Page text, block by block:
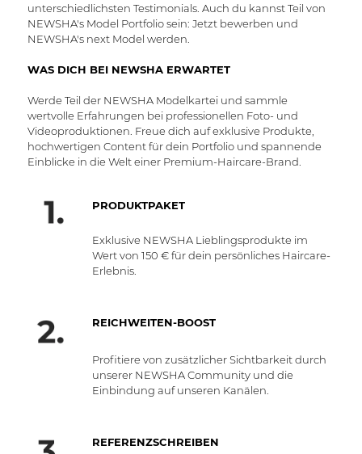
unterschiedlichsten Testimonials. Auch du kannst Teil von
NEWSHA's Model Portfolio sein: Jetzt bewerben und
NEWSHA's next Model werden.
WAS DICH BEI NEWSHA ERWARTET
Werde Teil der NEWSHA Modelkartei und sammle
wertvolle Erfahrungen bei professionellen Foto- und
Videoproduktionen. Freue dich auf exklusive Produkte,
hochwertigen Content für dein Portfolio und spannende
Einblicke in die Welt einer Premium-Haircare-Brand.
PRODUKTPAKET
Exklusive NEWSHA Lieblingsprodukte im
Wert von 150 € für dein persönliches Haircare-
Erlebnis.
REICHWEITEN-BOOST
Profitiere von zusätzlicher Sichtbarkeit durch
unserer NEWSHA Community und die
Einbindung auf unseren Kanälen.
REFERENZSCHREIBEN